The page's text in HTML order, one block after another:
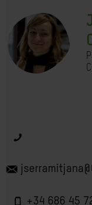
+34 686 45